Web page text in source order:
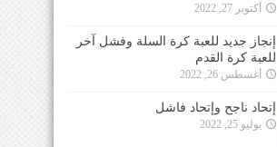
أكتوبر 27, 2022
إنجاز جديد للعبة كرة السلة وفشل آخر
للعبة كرة القدم
أغسطس 26, 2022
إتحاد ناجح وإتحاد فاشل
يوليو 25, 2022